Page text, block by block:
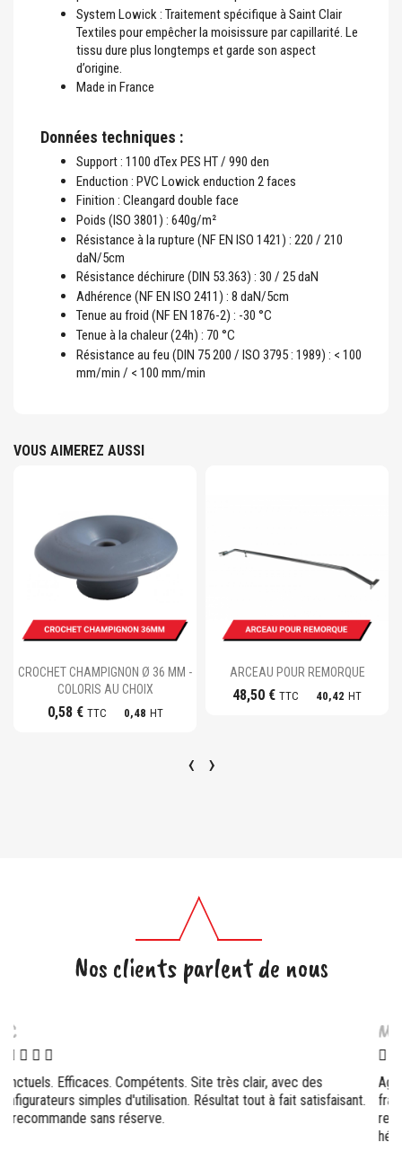
System Lowick : Traitement spécifique à Saint Clair
Textiles pour empêcher la moisissure par capillarité. Le
tissu dure plus longtemps et garde son aspect
d’origine.
Made in France
Données techniques :
Support : 1100 dTex PES HT / 990 den
Enduction : PVC Lowick enduction 2 faces
Finition : Cleangard double face
Poids (ISO 3801) : 640g/m²
Résistance à la rupture (NF EN ISO 1421) : 220 / 210
daN/5cm
Résistance déchirure (DIN 53.363) : 30 / 25 daN
Adhérence (NF EN ISO 2411) : 8 daN/5cm
Tenue au froid (NF EN 1876-2) : -30 °C
Tenue à la chaleur (24h) : 70 °C
Résistance au feu (DIN 75 200 / ISO 3795 : 1989) : < 100
mm/min / < 100 mm/min
VOUS AIMEREZ AUSSI
Ajouter au panier
CROCHET CHAMPIGNON Ø 36 MM -
COLORIS AU CHOIX
0,58 € TTC 0,48 HT
Ajouter au panier
ARCEAU POUR REMORQUE
48,50 € TTC 40,42 HT
‹ ›
Nos clients parlent de nous
M.L
Agréablement surpris par la qualité de service de cette entreprise
française. La qualité est excellente (épaisse et solide). Je
recommande vivement cette entreprise sérieuse à tout ceux qui